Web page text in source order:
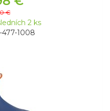
€
2 ks
477-1008